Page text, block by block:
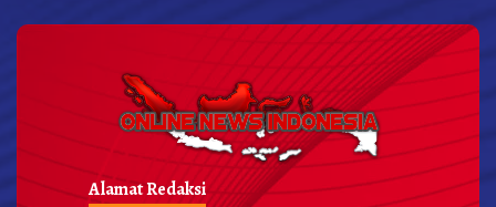
Alamat Redaksi